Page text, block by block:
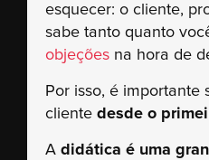
esquecer: o cliente,
sabe tanto quanto
objeções na hora de
Por isso, é importante
cliente desde o
A didática é uma